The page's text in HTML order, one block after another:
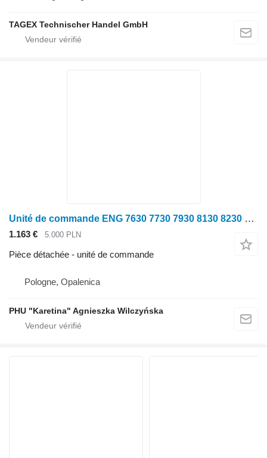
TAGEX Technischer Handel GmbH
Unité de commande ENG 7630 7730 7930 8130 8230 9530 Module Contrôleur Ordinateur RE520953 pour tracteur à roues John Deere 7630 7730 7930 8130 8230 9530
1.163 € 5.000 PLN
Pièce détachée - unité de commande
Pologne, Opalenica
PHU "Karetina" Agnieszka Wilczyńska